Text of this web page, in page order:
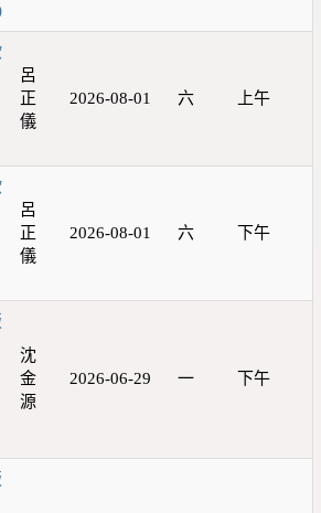
呂
正
儀
2026-08-01 六 上午
呂
正
儀
2026-08-01 六 下午
沈
金
源
2026-06-29 一 下午